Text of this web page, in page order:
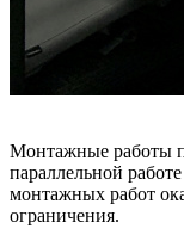
Монтажные работы
параллельной
монтажных работ
ограничения.